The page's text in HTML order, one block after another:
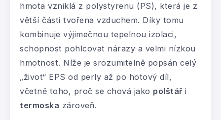
hmota vzniklá z polystyrenu (PS), která je z
větší části tvořena vzduchem. Díky tomu
kombinuje výjimečnou tepelnou izolaci,
schopnost pohlcovat nárazy a velmi nízkou
hmotnost. Níže je srozumitelně popsán celý
„život“ EPS od perly až po hotový díl,
včetně toho, proč se chová jako polštáři
termoska zároveň.